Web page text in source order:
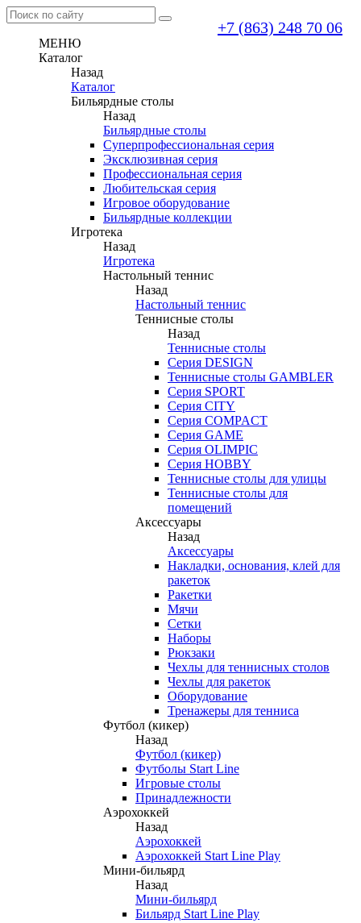
+7 (863) 248 70 06
МЕНЮ
Каталог
Назад
Каталог
Бильярдные столы
Назад
Бильярдные столы
Суперпрофессиональная серия
Эксклюзивная серия
Профессиональная серия
Любительская серия
Игровое оборудование
Бильярдные коллекции
Игротека
Назад
Игротека
Настольный теннис
Назад
Настольный теннис
Теннисные столы
Назад
Теннисные столы
Серия DESIGN
Теннисные столы GAMBLER
Серия SPORT
Серия CITY
Серия COMPACT
Серия GAME
Серия OLIMPIC
Серия HOBBY
Теннисные столы для улицы
Теннисные столы для
помещений
Аксессуары
Назад
Аксессуары
Накладки, основания, клей для
ракеток
Ракетки
Мячи
Сетки
Наборы
Рюкзаки
Чехлы для теннисных столов
Чехлы для ракеток
Оборудование
Тренажеры для тенниса
Футбол (кикер)
Назад
Футбол (кикер)
Футболы Start Line
Игровые столы
Принадлежности
Аэрохоккей
Назад
Аэрохоккей
Аэрохоккей Start Line Play
Мини-бильярд
Назад
Мини-бильярд
Бильярд Start Line Play